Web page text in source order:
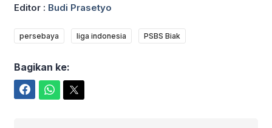
Editor : Budi Prasetyo
persebaya liga indonesia PSBS Biak
Bagikan ke: